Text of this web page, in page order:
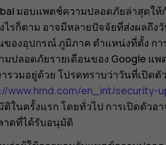
มอบแพตช์ความปลอดภัยล่าสุดใ
ไรก็ตาม อาจมีหลายปัจจัยที่ส่งผลถึ
ของอุปกรณ์ ภูมิภาค ตำแหน่งที่ตั้ง ก
มปลอดภัยรายเดือนของ Google แ
รวมอยู่ด้วย โปรดทราบว่าวันที่เปิดตั
www.hmd.com/en_int/security-
ในครั้งแรก โดยทั่วไป การเปิดตัวอ
าดที่ได้รับอนุมัติ